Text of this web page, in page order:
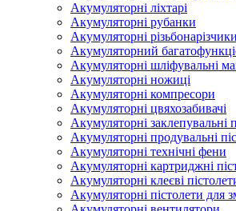
Акумуляторні ліхтарі
Акумуляторні рубанки
Акумуляторні різьбонарізчики
Акумуляторний
Акумуляторні шліфувальні
Акумуляторні ножиці
Акумуляторні компресори
Акумуляторні цвяхозабивачі
Акумуляторні заклепувальні
Акумуляторні продувальні
Акумуляторні технічні фени
Акумуляторні картриджні
Акумуляторні клеєві
Акумуляторні пістолети для